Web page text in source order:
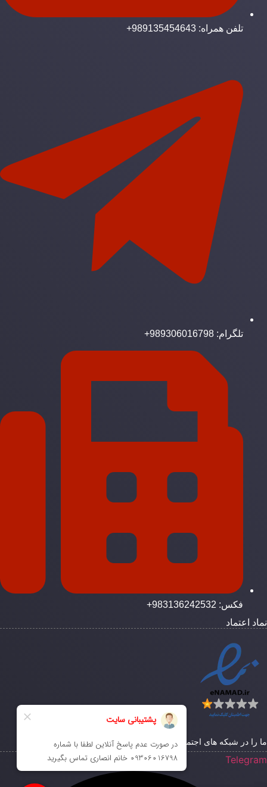
تلفن همراه: 989135454643+
تلگرام: 989306016798+
فکس: 983136242532+
اعتماد
را در شبکه های اجتماعی دنبال کنید